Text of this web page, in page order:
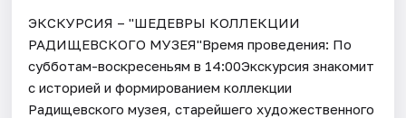
ЭКСКУРСИЯ – "ШЕДЕВРЫ КОЛЛЕКЦИИ
РАДИЩЕВСКОГО МУЗЕЯ"Время проведения: По
субботам-воскресеньям в 14:00Экскурсия знакомит
с историей и формированием коллекции
Радищевского музея, старейшего художественного